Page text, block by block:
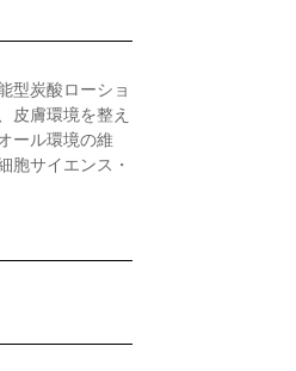
型炭酸ローショ
皮膚環境を整え
ール環境の維
胞サイエンス・